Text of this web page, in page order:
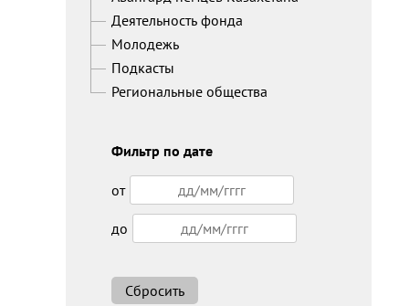
Деятельность фонда
Молодежь
Подкасты
Региональные общества
Фильтр по дате
от
до
Сбросить